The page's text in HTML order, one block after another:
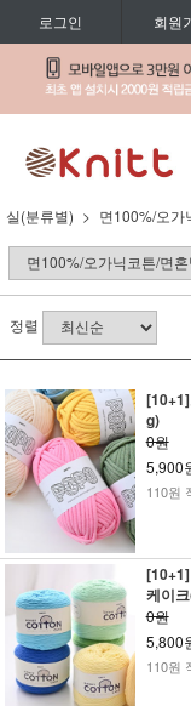
로그인 회원
실(분류별) 면100%/오가
정렬
g)
0원
5,900
110원
케이
0원
5,800
110원